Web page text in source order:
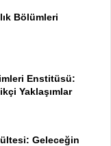
Bölümleri
Enstitüsü:
Yaklaşımlar
Geleceğin